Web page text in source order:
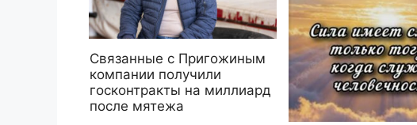
Связанные с Пригожиным
компании получили
госконтракты на миллиард
после мятежа